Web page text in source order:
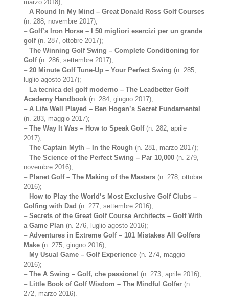
marzo 2018);
–A Round In My Mind – Great Donald Ross Golf Courses
(n. 288, novembre 2017);
–Golf’s Iron Horse – I 50 migliori esercizi per un grande
golf(n. 287, ottobre 2017);
–The Winning Golf Swing – Complete Conditioning for
Golf(n. 286, settembre 2017);
–20 Minute Golf Tune-Up – Your Perfect Swing (n. 285,
luglio-agosto 2017);
– La tecnica del golf moderno – The Leadbetter Golf
Academy Handbook (n. 284, giugno 2017);
–A Life Well Played – Ben Hogan’s Secret Fundamental
(n. 283, maggio 2017);
–The Way It Was – How to Speak Golf(n. 282, aprile
2017);
–The Captain Myth – In the Rough (n. 281, marzo 2017);
–The Science of the Perfect Swing – Par 10,000 (n. 279,
novembre 2016);
– Planet Golf – The Making of the Masters (n. 278, ottobre
2016);
– How to Play the World’s Most Exclusive Golf Clubs –
Golfing with Dad (n. 277, settembre 2016);
–Secrets of the Great Golf Course Architects – Golf With
a Game Plan (n. 276, luglio-agosto 2016);
–Adventures in Extreme Golf – 101 Mistakes All Golfers
Make (n. 275, giugno 2016);
– My Usual Game – Golf Experience (n. 274, maggio
2016);
–The A Swing – Golf, che passione! (n. 273, aprile 2016);
– Little Book of Golf Wisdom – The Mindful Golfer (n.
272, marzo 2016).